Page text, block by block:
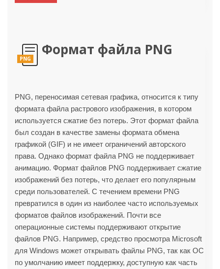
PNG
Формат файла PNG
PNG, переносимая сетевая графика, относится к типу
формата файла растрового изображения, в котором
используется сжатие без потерь. Этот формат файла
был создан в качестве замены формата обмена
графикой (GIF) и не имеет ограничений авторского
права. Однако формат файла PNG не поддерживает
анимацию. Формат файлов PNG поддерживает сжатие
изображений без потерь, что делает его популярным
среди пользователей. С течением времени PNG
превратился в один из наиболее часто используемых
форматов файлов изображений. Почти все
операционные системы поддерживают открытие
файлов PNG. Например, средство просмотра Microsoft
для Windows может открывать файлы PNG, так как ОС
по умолчанию имеет поддержку, доступную как часть